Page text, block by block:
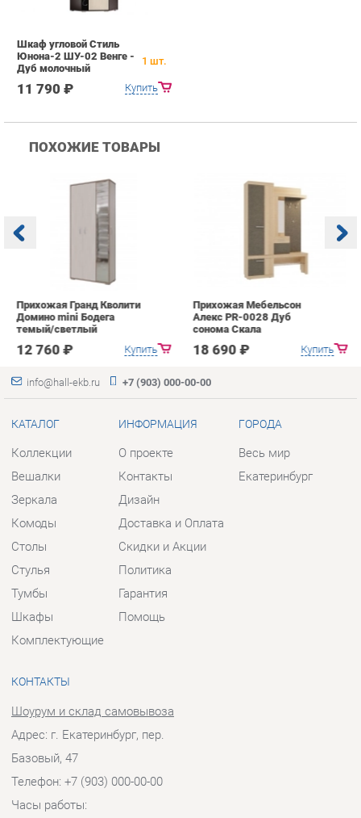
ПОХОЖИЕ ТОВАРЫ
Домино mini Бодега
темый/светлый
Купить
Алекс PR-0028 Дуб
Коллекции
Вешалки
Зеркала
Комоды
Столы
Стулья
ИНФОРМАЦИЯ
О проекте
Дизайн
Доставка и Оплата
Скидки и Акции
Политика
ГОРОДА
Весь мир
Екатеринбург
КОНТАКТЫ
Шоурум и склад самовывоза
Адрес: г. Екатеринбург, пер.
Базовый, 47
Телефон: +7 (903) 000-00-00
Часы работы:
© 2009-2026 Прихожие-Екатеринбург